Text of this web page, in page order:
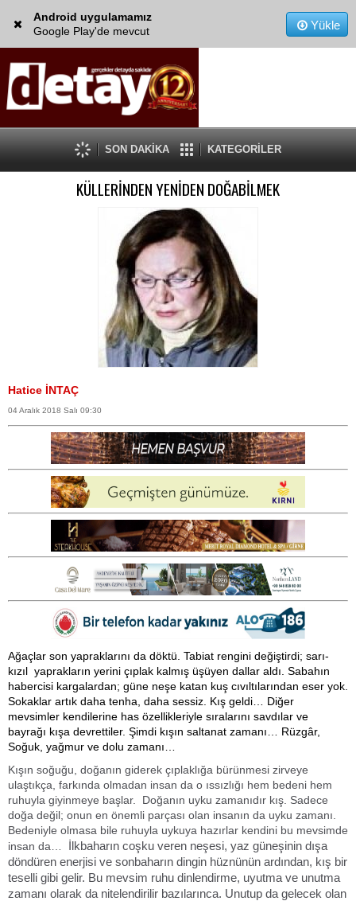
Android uygulamamız
Google Play'de mevcut
Yükle
SON DAKİKA KATEGORİLER
KÜLLERİNDEN YENİDEN DOĞABİLMEK
Hatice İNTAÇ
04 Aralık 2018 Salı 09:30
Ağaçlar son yapraklarını da döktü. Tabiat rengini değiştirdi; sarı-
kızıl yaprakların yerini çıplak kalmış üşüyen dallar aldı. Sabahın
habercisi kargalardan; güne neşe katan kuş cıvıltılarından eser yok.
Sokaklar artık daha tenha, daha sessiz. Kış geldi… Diğer
mevsimler kendilerine has özellikleriyle sıralarını savdılar ve
bayrağı kışa devrettiler. Şimdi kışın saltanat zamanı… Rüzgâr,
Soğuk, yağmur ve dolu zamanı…
Kışın soğuğu, doğanın giderek çıplaklığa bürünmesi zirveye
ulaştıkça, farkında olmadan insan da o ıssızlığı hem bedeni hem
ruhuyla giyinmeye başlar.
Doğanın uyku zamanıdır kış. Sadece
doğa değil; onun en önemli parçası olan insanın da uyku zamanı.
Bedeniyle olmasa bile ruhuyla uykuya hazırlar kendini bu mevsimde
insan da…
İlkbaharın coşku veren neşesi, yaz güneşinin dışa
döndüren enerjisi ve sonbaharın dingin hüznünün ardından, kış bir
teselli gibi gelir. Bu mevsim ruhu dinlendirme, uyutma ve unutma
zamanı olarak da nitelendirilir bazılarınca. Unutup da gelecek olan